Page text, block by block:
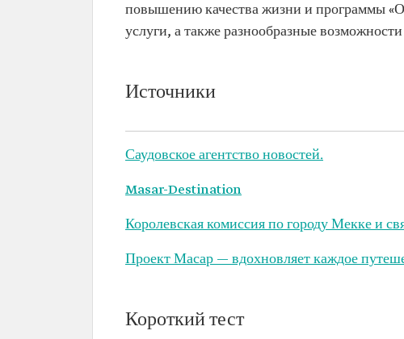
повышению качества жизни и программы
услуги, а также разнообразные
Источники
Саудовское агентство новостей.
Masar-Destination
Королевская комиссия по городу Мекке и
Проект Масар — вдохновляет каждое
Короткий тест